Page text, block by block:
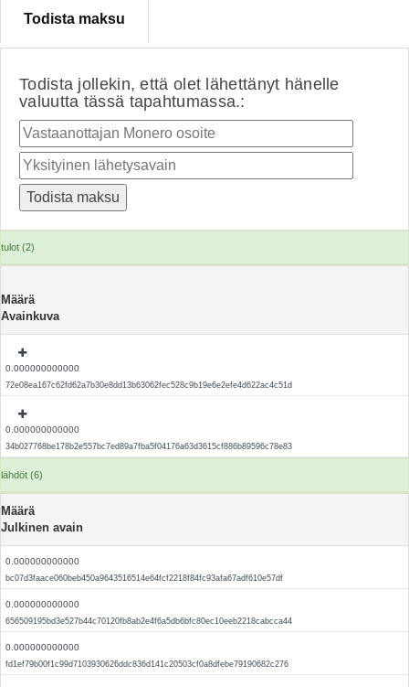
Todista maksu
Todista jollekin, että olet lähettänyt hänelle
valuutta tässä tapahtumassa.:
tulot (2)
Määrä
Avainkuva
0.000000000000
72e08ea167c62fd62a7b30e8dd13b63062fec528c9b19e6e2efe4d622ac4c51d
0.000000000000
34b027768be178b2e557bc7ed89a7fba5f04176a63d3615cf886b89596c78e83
lähdöt (6)
Määrä
Julkinen avain
0.000000000000
bc07d3faace060beb450a9643516514e64fcf2218f84fc93afa67adf610e57df
0.000000000000
656509195bd3e527b44c70120fb8ab2e4f6a5db6bfc80ec10eeb2218cabcca44
0.000000000000
fd1ef79b00f1c99d7103930626ddc836d141c20503cf0a8dfebe79190682c276